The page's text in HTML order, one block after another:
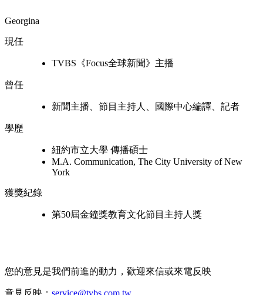
Georgina
現任
TVBS《Focus全球新聞》主播
曾任
新聞主播、節目主持人、國際中心編譯、記者
學歷
紐約市立大學 傳播碩士
M.A. Communication, The City University of New
York
獲獎紀錄
第50屆金鐘獎教育文化節目主持人獎
您的意見是我們前進的動力，歡迎來信或來電反映